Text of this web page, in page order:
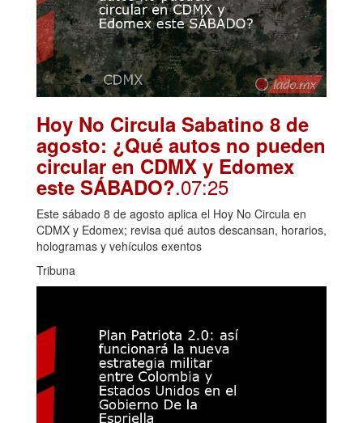
Hoy No Circula Sabatino 8 de
agosto: ¿Qué autos no pueden
circular en CDMX y Edomex
este SÁBADO?.07:25
Este sábado 8 de agosto aplica el Hoy No Circula en
CDMX y Edomex; revisa qué autos descansan, horarios,
hologramas y vehículos exentos
Tribuna